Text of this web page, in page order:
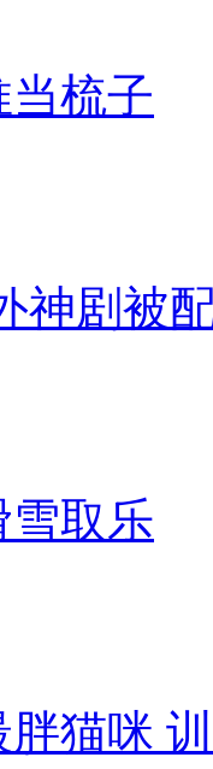
当梳子
神剧被
雪取乐
猫咪